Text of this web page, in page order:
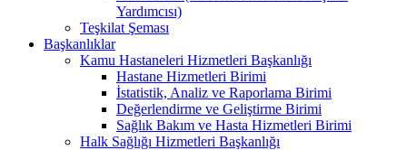
Yardımcısı)
Teşkilat Şeması
Başkanlıklar
Kamu Hastaneleri Hizmetleri Başkanlığı
Hastane Hizmetleri Birimi
İstatistik, Analiz ve Raporlama Birimi
Değerlendirme ve Geliştirme Birimi
Sağlık Bakım ve Hasta Hizmetleri Birimi
Halk Sağlığı Hizmetleri Başkanlığı